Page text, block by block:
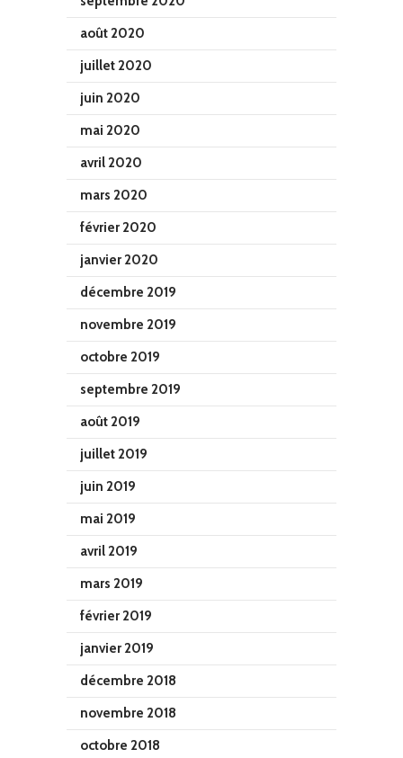
août 2020
juillet 2020
juin 2020
mai 2020
avril 2020
mars 2020
février 2020
janvier 2020
décembre 2019
novembre 2019
octobre 2019
septembre 2019
août 2019
juillet 2019
juin 2019
mai 2019
avril 2019
mars 2019
février 2019
janvier 2019
décembre 2018
novembre 2018
octobre 2018